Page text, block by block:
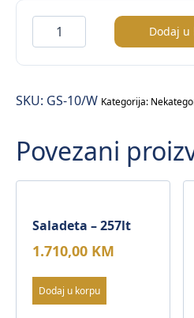
Posuda
za
sos
Dodaj u
SKU: GS-10/W Kategorija:
Povezani
Saladeta – 257lt
1.710,00 KM
Dodaj u korpu